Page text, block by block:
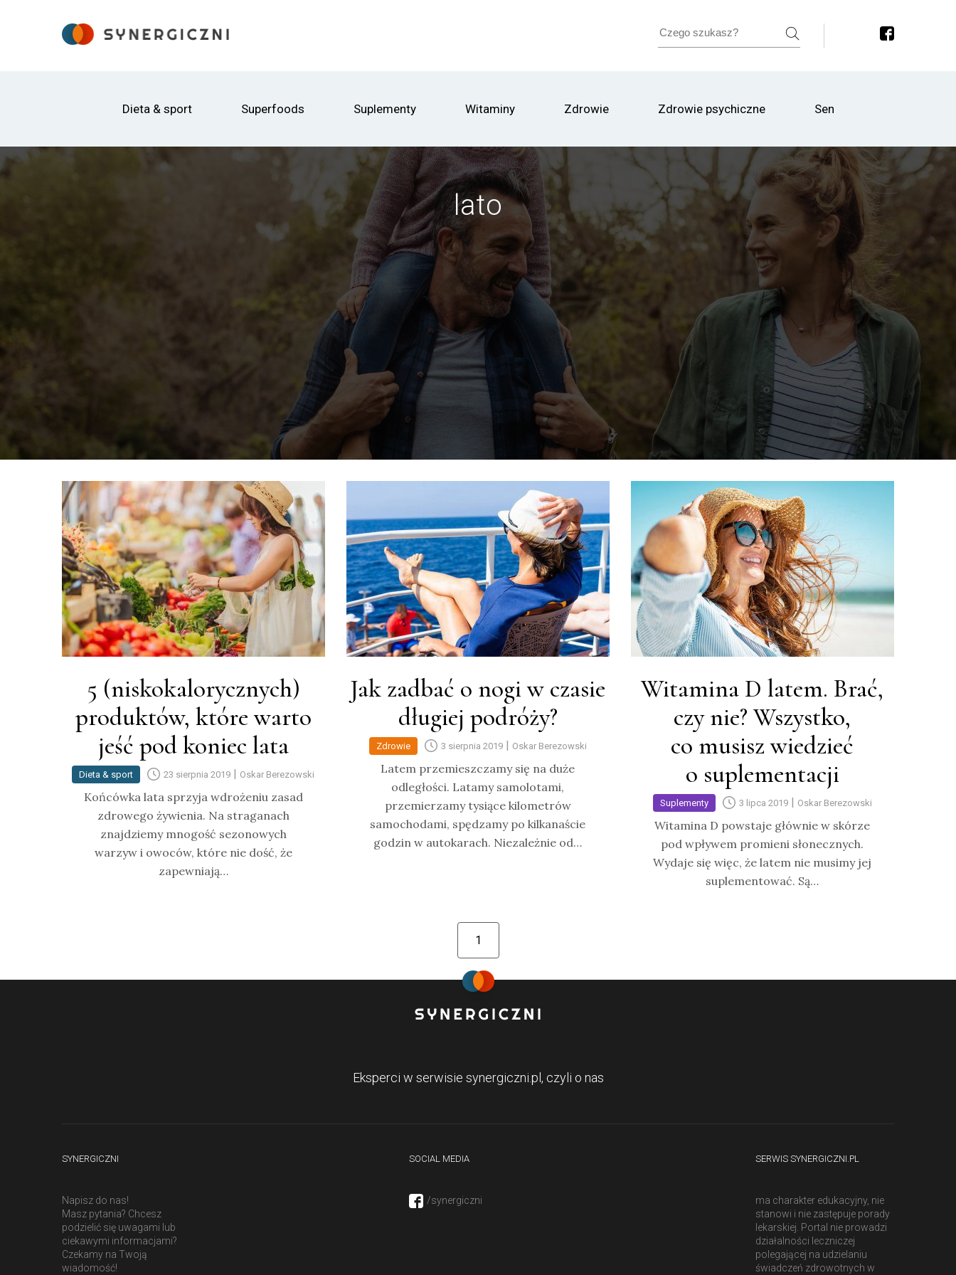
Dieta & sport Superfoods Suplementy Witaminy Zdrowie Zdrowie psychiczne Sen
lato
5 (niskokalorycznych)
produktów, które warto
jeść pod koniec lata
Dieta & sport 23 sierpnia 2019 | Oskar Berezowski
Końcówka lata sprzyja wdrożeniu zasad
zdrowego żywienia. Na straganach
znajdziemy mnogość sezonowych
warzyw i owoców, które nie dość, że
zapewniają…
Jak zadbać o nogi w czasie
długiej podróży?
Zdrowie 3 sierpnia 2019| Oskar Berezowski
Latem przemieszczamy się na duże
odległości. Latamy samolotami,
przemierzamy tysiące kilometrów
samochodami, spędzamy po kilkanaście
godzin w autokarach. Niezależnie od…
Witamina D latem. Brać,
czy nie? Wszystko,
co musisz wiedzieć
o suplementacji
Suplementy 3 lipca 2019| Oskar Berezowski
Witamina D powstaje głównie w skórze
pod wpływem promieni słonecznych.
Wydaje się więc, że latem nie musimy jej
suplementować. Są…
1
Eksperci w serwisie synergiczni.pl, czyli o nas
SYNERGICZNI
Napisz do nas!
Masz pytania? Chcesz
podzielić się uwagami lub
ciekawymi informacjami?
Czekamy na Twoją
wiadomość!
SOCIAL MEDIA
/synergiczni
SERWIS SYNERGICZNI.PL
ma charakter edukacyjny, nie
stanowi i nie zastępuje porady
lekarskiej. Portal nie prowadzi
działalności leczniczej
polegającej na udzielaniu
świadczeń zdrowotnych w